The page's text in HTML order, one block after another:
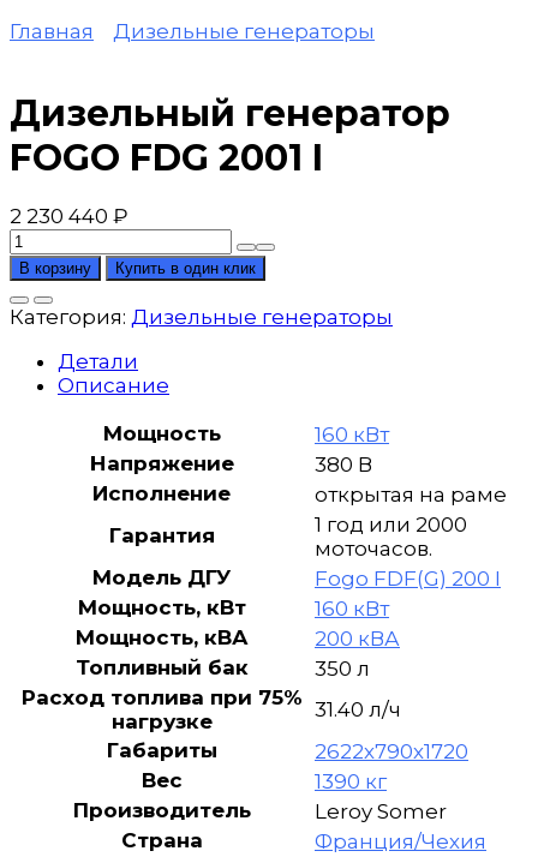
Главная
Дизельные генераторы
Дизельный генератор
FOGO FDG 2001 I
2 230 440 ₽
Количество
товара
Дизельный
генератор
FDG
2001
В корзину Купить в один клик
Категория: Дизельные генераторы
Детали
Описание
Мощность
160 кВт
Напряжение
380 В
Исполнение
открытая на раме
Гарантия
1 год или 2000
моточасов.
Модель ДГУ
Fogo FDF(G) 200 I
Мощность, кВт
160 кВт
Мощность, кВА
200 кВА
Топливный бак
350 л
Расход топлива при 75%
нагрузке
31.40 л/ч
Габариты
2622х790х1720
Вес
1390 кг
Производитель
Leroy Somer
Страна
Франция/Чехия